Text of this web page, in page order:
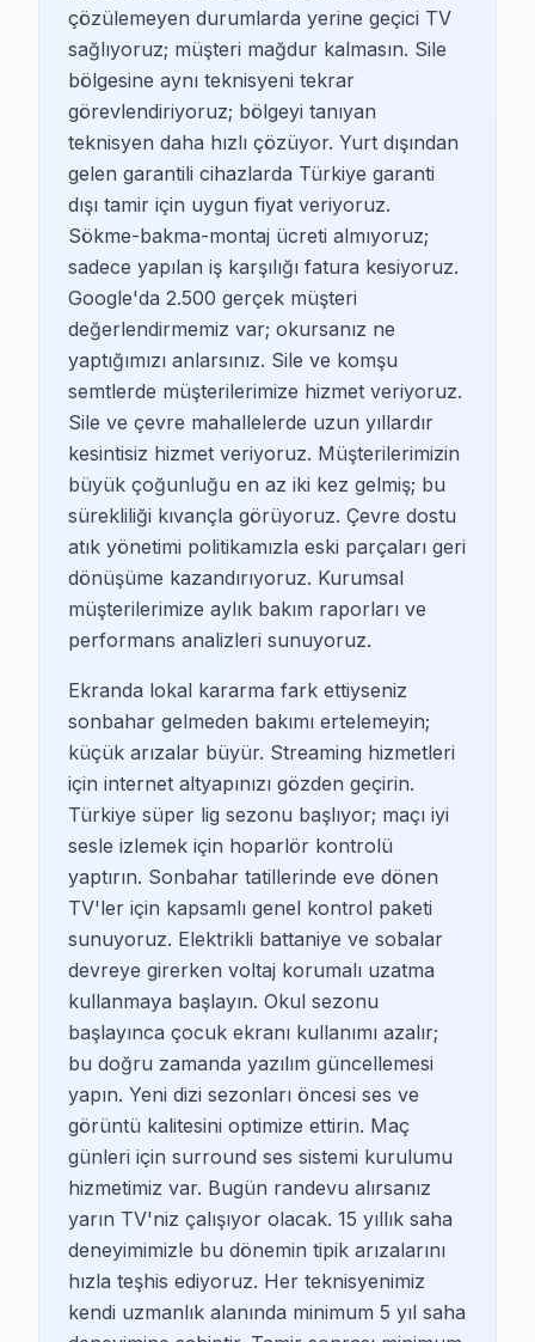
çözülemeyen durumlarda yerine geçici TV
sağlıyoruz; müşteri mağdur kalmasın. Sile
bölgesine aynı teknisyeni tekrar
görevlendiriyoruz; bölgeyi tanıyan
teknisyen daha hızlı çözüyor. Yurt dışından
gelen garantili cihazlarda Türkiye garanti
dışı tamir için uygun fiyat veriyoruz.
Sökme-bakma-montaj ücreti almıyoruz;
sadece yapılan iş karşılığı fatura kesiyoruz.
Google'da 2.500 gerçek müşteri
değerlendirmemiz var; okursanız ne
yaptığımızı anlarsınız. Sile ve komşu
semtlerde müşterilerimize hizmet veriyoruz.
Sile ve çevre mahallelerde uzun yıllardır
kesintisiz hizmet veriyoruz. Müşterilerimizin
büyük çoğunluğu en az iki kez gelmiş; bu
sürekliliği kıvançla görüyoruz. Çevre dostu
atık yönetimi politikamızla eski parçaları geri
dönüşüme kazandırıyoruz. Kurumsal
müşterilerimize aylık bakım raporları ve
performans analizleri sunuyoruz.
Ekranda lokal kararma fark ettiyseniz
sonbahar gelmeden bakımı ertelemeyin;
küçük arızalar büyür. Streaming hizmetleri
için internet altyapınızı gözden geçirin.
Türkiye süper lig sezonu başlıyor; maçı iyi
sesle izlemek için hoparlör kontrolü
yaptırın. Sonbahar tatillerinde eve dönen
TV'ler için kapsamlı genel kontrol paketi
sunuyoruz. Elektrikli battaniye ve sobalar
devreye girerken voltaj korumalı uzatma
kullanmaya başlayın. Okul sezonu
başlayınca çocuk ekranı kullanımı azalır;
bu doğru zamanda yazılım güncellemesi
yapın. Yeni dizi sezonları öncesi ses ve
görüntü kalitesini optimize ettirin. Maç
günleri için surround ses sistemi kurulumu
hizmetimiz var. Bugün randevu alırsanız
yarın TV'niz çalışıyor olacak. 15 yıllık saha
deneyimimizle bu dönemin tipik arızalarını
hızla teşhis ediyoruz. Her teknisyenimiz
kendi uzmanlık alanında minimum 5 yıl saha